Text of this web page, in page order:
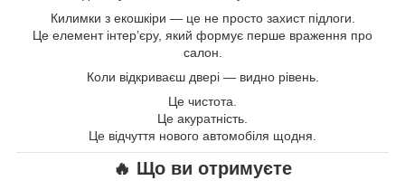
Килимки з екошкіри — це не просто захист підлоги.
Це елемент інтер’єру, який формує перше враження про
салон.
Коли відкриваєш двері — видно рівень.
Це чистота.
Це акуратність.
Це відчуття нового автомобіля щодня.
🔥 Що ви отримуєте